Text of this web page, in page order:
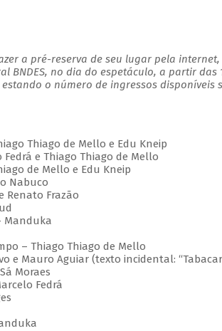
a pré-reserva de seu lugar pela
BNDES, no dia do espetáculo, a partir das
o número de ingressos
Thiago de Mello e Edu Kneip
e Thiago Thiago de Mello
de Mello e Edu Kneip
Nabuco
Renato Frazão
Manduka
– Thiago Thiago de Mello
e Mauro Aguiar (texto incidental:
Moraes
Fedrá